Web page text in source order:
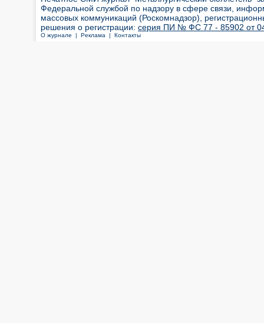
Федеральной службой по надзору в сфере связи,
массовых коммуникаций (Роскомнадзор),
решения о регистрации: серия ПИ № ФС 77 - 85902 от 04
О журнале | Реклама | Контакты